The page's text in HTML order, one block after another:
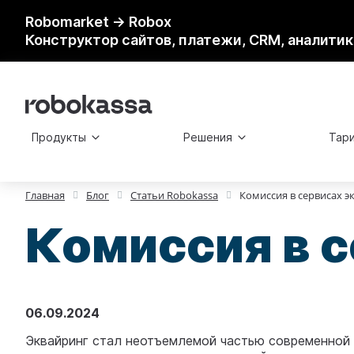
Robomarket → Robox
Конструктор сайтов, платежи, CRM,
Продукты Решения
Главная Блог Статьи Robokassa Комиссия в сервисах
Комиссия в
06.09.2024
Эквайринг стал неотъемлемой частью